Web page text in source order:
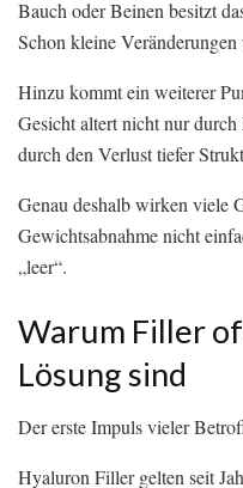
Bauch oder Beinen besitzt
Schon kleine
Hinzu kommt ein weiterer
Gesicht altert nicht nur
durch den Verlust tiefer
Genau deshalb wirken viele
Gewichtsabnahme nicht
„leer“.
Warum Filler
Lösung sind
Der erste Impuls vieler
Hyaluron Filler gelten seit